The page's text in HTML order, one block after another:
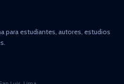
para estudiantes, autores, estudios